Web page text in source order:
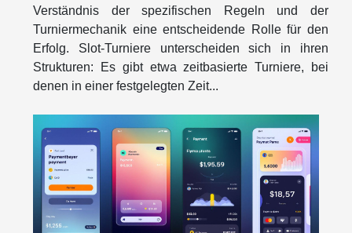
Verständnis der spezifischen Regeln und der
Turniermechanik eine entscheidende Rolle für den
Erfolg. Slot-Turniere unterscheiden sich in ihren
Strukturen: Es gibt etwa zeitbasierte Turniere, bei
denen in einer festgelegten Zeit...